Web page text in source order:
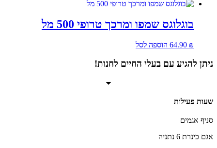
בוגלוגס שמפו ומרכך טרופי 500 מל
64.90 ₪ הוספה לסל
ניתן להגיע עם בעלי החיים לחנות!
שעות פעילות
סניף אגמים
אגם כינרת 6 נתניה